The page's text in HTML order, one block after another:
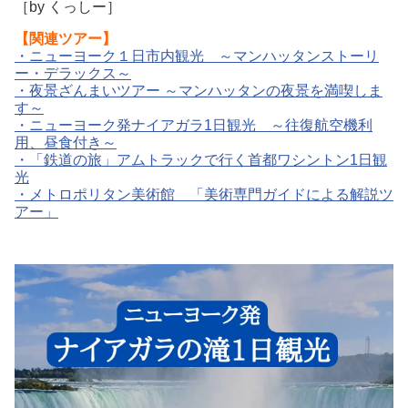
［by くっしー］
【関連ツアー】
・ ニューヨーク１日市内観光 ～マンハッタンストーリ
ー・デラックス～
・ 夜景ざんまいツアー ～マンハッタンの夜景を満喫しま
す～
・ ニューヨーク発ナイアガラ1日観光 ～往復航空機利
用、昼食付き～
・
「鉄道の旅」アムトラックで行く首都ワシントン1日観
光
・ メトロポリタン美術館 「美術専門ガイドによる解説ツ
アー」